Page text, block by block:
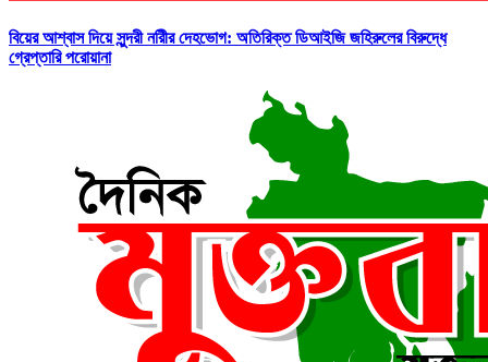
বিয়ের আশ্বাস দিয়ে সুন্দরী নরিীর দেহভোগ: অতিরিক্ত ডিআইজি জহিরুলের বিরুদ্ধে
গ্রেপ্তারি পরোয়ানা